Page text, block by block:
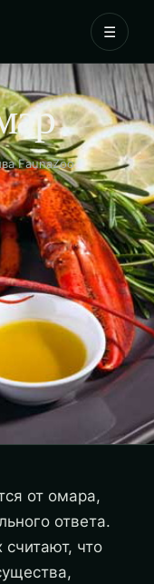
☰
FaunaZoo
от омара,
ответа.
что